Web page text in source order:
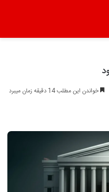
خواندن این مطلب 14 دقیقه زمان میبرد